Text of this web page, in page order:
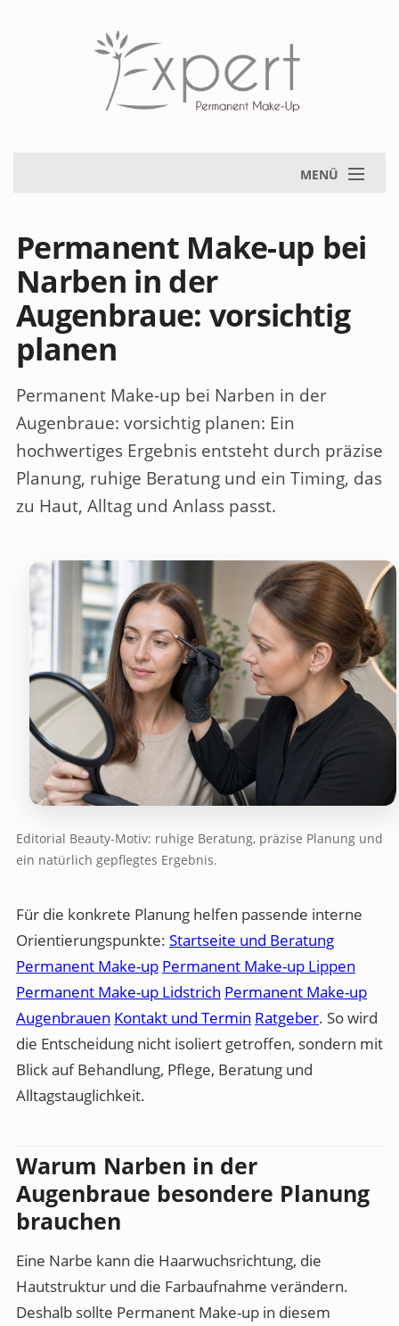
MENÜ
Permanent Make-up bei
Narben in der
Augenbraue: vorsichtig
planen
Permanent Make-up bei Narben in der
Augenbraue: vorsichtig planen: Ein
hochwertiges Ergebnis entsteht durch präzise
Planung, ruhige Beratung und ein Timing, das
zu Haut, Alltag und Anlass passt.
Editorial Beauty-Motiv: ruhige Beratung, präzise Planung und
ein natürlich gepflegtes Ergebnis.
Für die konkrete Planung helfen passende interne
Orientierungspunkte: Startseite und Beratung
Permanent Make-up Permanent Make-up Lippen
Permanent Make-up Lidstrich Permanent Make-up
Augenbrauen Kontakt und Termin Ratgeber. So wird
die Entscheidung nicht isoliert getroffen, sondern mit
Blick auf Behandlung, Pflege, Beratung und
Alltagstauglichkeit.
Warum Narben in der
Augenbraue besondere Planung
brauchen
Eine Narbe kann die Haarwuchsrichtung, die
Hautstruktur und die Farbaufnahme verändern.
Deshalb sollte Permanent Make-up in diesem